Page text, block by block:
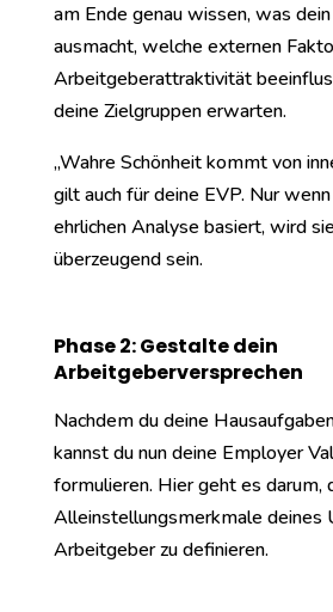
am Ende genau wissen, was
ausmacht, welche externen
Arbeitgeberattraktivität
deine Zielgruppen erwarten.
„Wahre Schönheit kommt von
gilt auch für deine EVP. Nur
ehrlichen Analyse basiert, wird
überzeugend sein.
Phase 2: Gestalte dein
Arbeitgeberversprechen
Nachdem du deine
kannst du nun deine Employer
formulieren. Hier geht es darum,
Alleinstellungsmerkmale deines
Arbeitgeber zu definieren.